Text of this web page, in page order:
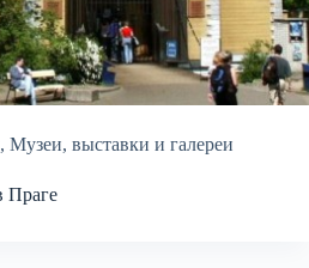
, Музеи, выставки и галереи
Праге